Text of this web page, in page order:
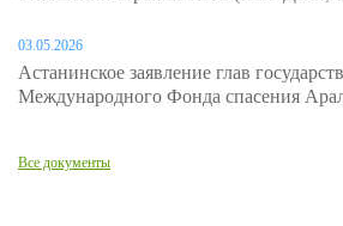
03.05.2026
Астанинское заявление глав
Международного Фонда спасения
Все документы